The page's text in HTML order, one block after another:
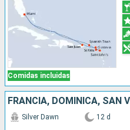
Comidas incluidas
Silver Dawn 12 d